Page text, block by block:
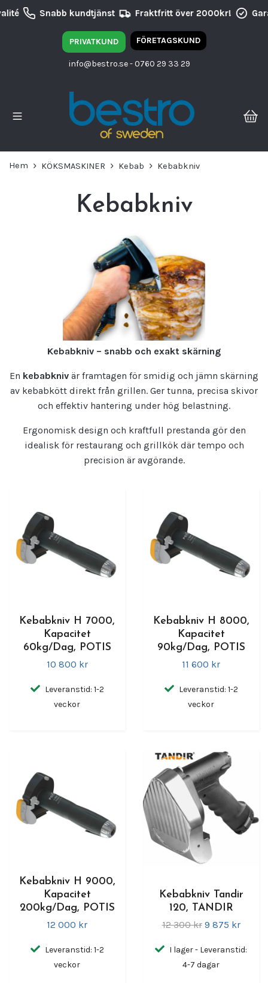
Snabb kundtjänst Fraktfritt över 2000kr!
PRIVATKUND FÖRETAGSKUND
info@bestro.se- 0760 29 33 29
Hem KÖKSMASKINER Kebab Kebabkniv
Kebabkniv
Kebabkniv – snabb och exakt skärning
En kebabkniv är framtagen för smidig och jämn skärning
av kebabkött direkt från grillen. Ger tunna, precisa skivor
och effektiv hantering under hög belastning.
Ergonomisk design och kraftfull prestanda gör den
idealisk för restaurang och grillkök där tempo och
precision är avgörande.
Kebabkniv H 7000,
Kapacitet
60kg/Dag, POTIS
10 800 kr
Leveranstid: 1-2
veckor
Kebabkniv H 8000,
Kapacitet
90kg/Dag, POTIS
11 600 kr
Leveranstid: 1-2
veckor
Kebabkniv H 9000,
Kapacitet
200kg/Dag, POTIS
12 000 kr
Leveranstid: 1-2
veckor
Kebabkniv Tandir
120, TANDIR
12 300 kr 9 875 kr
I lager - Leveranstid:
4-7 dagar